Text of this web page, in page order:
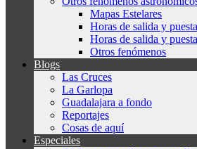
Mapas Estelares
Horas de salida y
Horas de salida y
Otros fenómenos
Blogs
Las Cruces
La Garlopa
Guadalajara a fondo
Reportajes
Cosas de aquí
Especiales